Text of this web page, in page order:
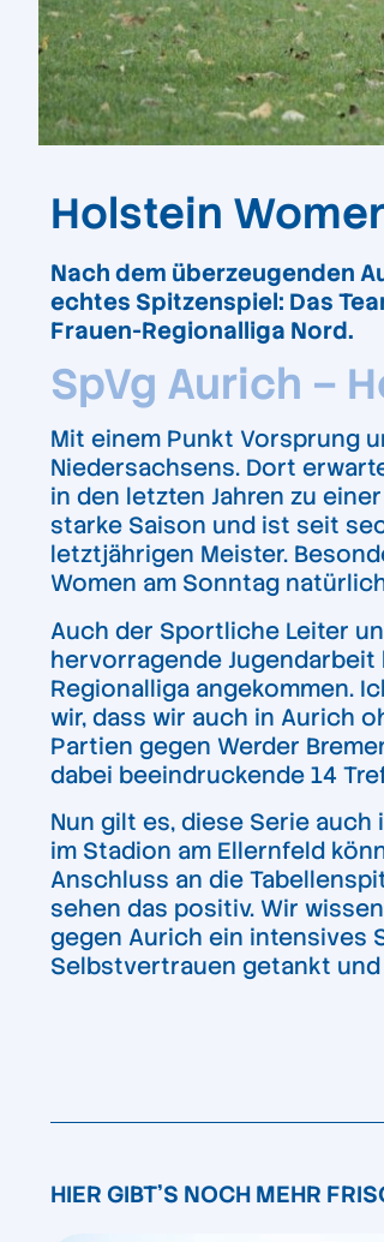
Holstein
Nach dem überzeugenden
echtes Spitzenspiel: Das
Frauen-Regionalliga Nord.
SpVg Aurich –
Mit einem Punkt Vorsprung
Niedersachsens. Dort
in den letzten Jahren zu
starke Saison und ist seit
letztjährigen Meister.
Women am Sonntag
Auch der Sportliche Leiter
hervorragende Jugendarbeit
Regionalliga angekommen.
wir, dass wir auch in Aurich
Partien gegen Werder
dabei beeindruckende 14
Nun gilt es, diese Serie
im Stadion am Ellernfeld
Anschluss an die
sehen das positiv. Wir
gegen Aurich ein intensives
Selbstvertrauen getankt
HIER GIBT'S NOCH MEHR